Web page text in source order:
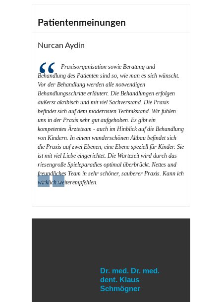
Patientenmeinungen
Nurcan Aydin
Praxisorganisation sowie Beratung und
Behandlung des Patienten sind so, wie man es sich wünscht.
Vor der Behandlung werden alle notwendigen
Behandlungsschritte erläutert. Die Behandlungen erfolgen
äußerst akribisch und mit viel Sachverstand. Die Praxis
befindet sich auf dem modernsten Technikstand. Wir fühlen
uns in der Praxis sehr gut aufgehoben. Es gibt ein
kompetentes Ärzteteam - auch im Hinblick auf die Behandlung
von Kindern. In einem wunderschönen Altbau befindet sich
die Praxis auf zwei Ebenen, eine Ebene speziell für Kinder. Sie
ist mit viel Liebe eingerichtet. Die Wartezeit wird durch das
riesengroße Spieleparadies optimal überbrückt. Nettes und
freundliches Team in sehr schöner, sauberer Praxis. Kann ich
wirklich weiterempfehlen.
← →
Dr. med. Dr. med.
dent. Klaus
Schmögner